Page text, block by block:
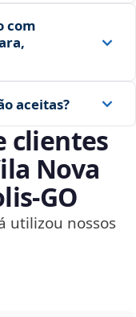
com
aceitas?
clientes
Nova
utilizou nossos